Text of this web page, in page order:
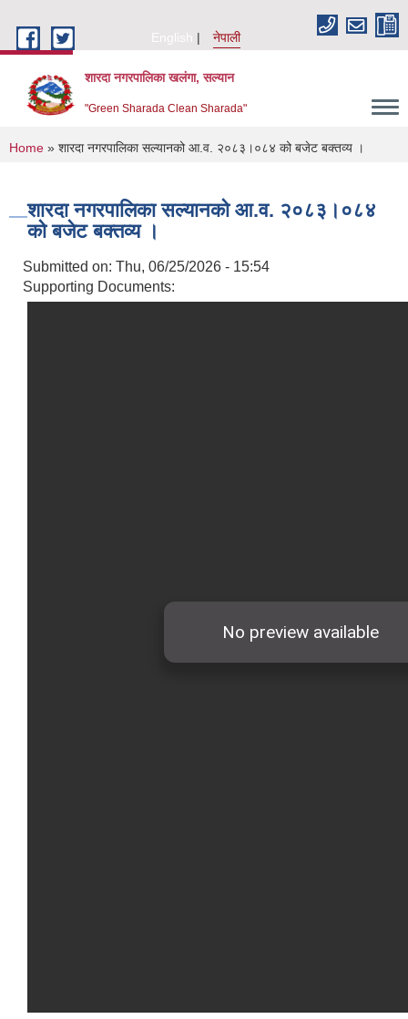
English
नेपाली
शारदा नगरपालिका खलंगा, सल्यान
"Green Sharada Clean Sharada"
You are here
Home » शारदा नगरपालिका सल्यानको आ.व. २०८३।०८४ को बजेट बक्तव्य ।
शारदा नगरपालिका सल्यानको आ.व. २०८३।०८४
को बजेट बक्तव्य ।
Submitted on: Thu, 06/25/2026 - 15:54
Supporting Documents: